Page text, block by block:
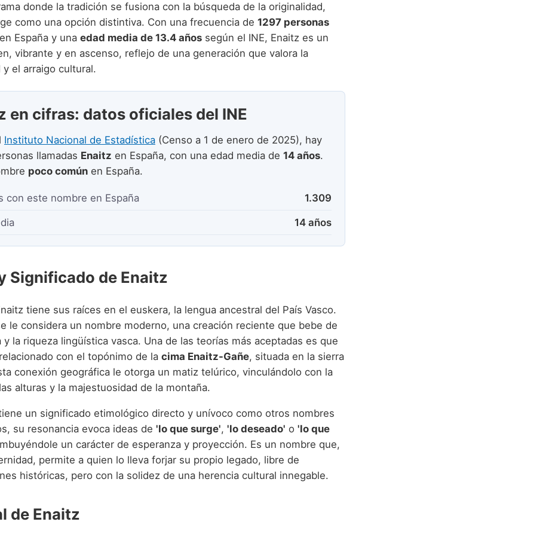
donde la tradición se fusiona con la búsqueda de la originalidad,
como una opción distintiva. Con una frecuencia de 1297 personas
España y una edad media de 13.4 años según el INE, Enaitz es un
vibrante y en ascenso, reflejo de una generación que valora la
y el arraigo cultural.
en cifras: datos oficiales del INE
Instituto Nacional de Estadística (Censo a 1 de enero de 2025), hay
llamadas Enaitz en España, con una edad media de 14 años.
poco común en España.
con este nombre en España 1.309
14 años
Significado de Enaitz
tiene sus raíces en el euskera, la lengua ancestral del País Vasco.
le considera un nombre moderno, una creación reciente que bebe de
y la riqueza lingüística vasca. Una de las teorías más aceptadas es que
con el topónimo de la cima Enaitz-Gañe, situada en la sierra
conexión geográfica le otorga un matiz telúrico, vinculándolo con la
alturas y la majestuosidad de la montaña.
un significado etimológico directo y unívoco como otros nombres
su resonancia evoca ideas de 'lo que surge', 'lo deseado' o 'lo que
un carácter de esperanza y proyección. Es un nombre que,
permite a quien lo lleva forjar su propio legado, libre de
históricas, pero con la solidez de una herencia cultural innegable.
de Enaitz